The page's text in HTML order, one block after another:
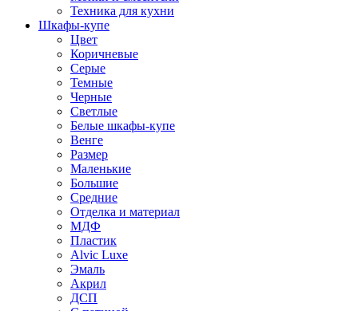
Техника для кухни
Шкафы-купе
Цвет
Коричневые
Серые
Темные
Черные
Светлые
Белые шкафы-купе
Венге
Размер
Маленькие
Большие
Средние
Отделка и материал
МДФ
Пластик
Alvic Luxe
Эмаль
Акрил
ДСП